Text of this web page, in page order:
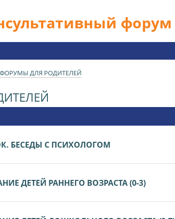
форум
ФОРУМЫ ДЛЯ РОДИТЕЛЕЙ
БЕСЕДЫ С ПСИХОЛОГОМ
ДЕТЕЙ РАННЕГО ВОЗРАСТА (0-3)